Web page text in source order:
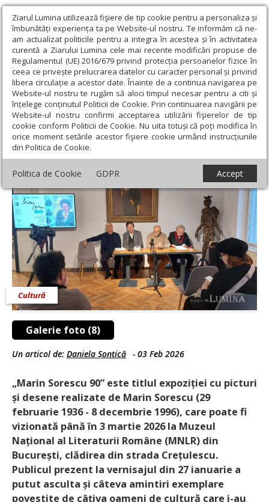
Ziarul Lumina utilizează fişiere de tip cookie pentru a personaliza și
îmbunătăți experiența ta pe Website-ul nostru. Te informăm că ne-
am actualizat politicile pentru a integra în acestea și în activitatea
curentă a Ziarului Lumina cele mai recente modificări propuse de
Regulamentul (UE) 2016/679 privind protecția persoanelor fizice în
ceea ce privește prelucrarea datelor cu caracter personal și privind
libera circulație a acestor date. Înainte de a continua navigarea pe
Website-ul nostru te rugăm să aloci timpul necesar pentru a citi și
înțelege conținutul Politicii de Cookie. Prin continuarea navigării pe
Website-ul nostru confirmi acceptarea utilizării fişierelor de tip
cookie conform Politicii de Cookie. Nu uita totuși că poți modifica în
orice moment setările acestor fişiere cookie urmând instrucțiunile
din Politica de Cookie.
Politica de Cookie GDPR Accept
Ziarul Lumina › Educaţie și Cultură › Cultură › Picturile și
desenele lui Marin Sorescu, într-o expoziție
Picturile și desenele lui Marin Sorescu, într-
o expoziție
Galerie foto (8)
Cultură
Un articol de: Daniela Șontică - 03 Feb 2026
„Marin Sorescu 90” este titlul expoziției cu picturi
și desene realizate de Marin Sorescu (29
februarie 1936 - 8 decembrie 1996), care poate fi
vizionată până în 3 martie 2026 la Muzeul
Național al Literaturii Române (MNLR) din
București, clădirea din strada Crețulescu.
Publicul prezent la vernisajul din 27 ianuarie a
putut asculta și câteva amintiri exemplare
povestite de câțiva oameni de cultură care i-au